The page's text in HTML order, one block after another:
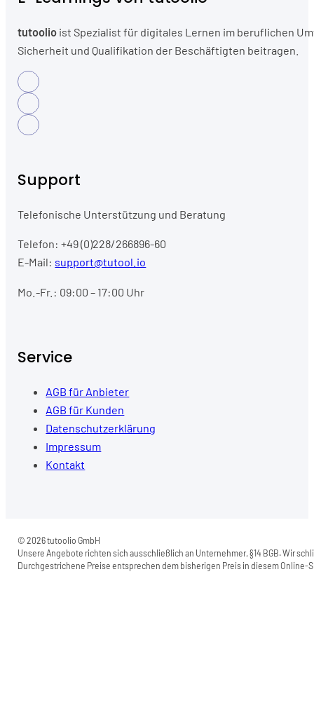
tutoolio ist Spezialist für digitales Lernen im beruflichen
Sicherheit und Qualifikation der Beschäftigten beitragen.
Support
Telefonische Unterstützung und Beratung
Telefon: +49 (0)228/266896-60
E-Mail: support@tutool.io
Mo.-Fr.: 09:00 – 17:00 Uhr
Service
AGB für Anbieter
AGB für Kunden
Datenschutzerklärung
Impressum
Kontakt
© 2026 tutoolio GmbH
Unsere Angebote richten sich ausschließlich an Unternehmer, §14 BGB. Wir
Durchgestrichene Preise entsprechen dem bisherigen Preis in diesem